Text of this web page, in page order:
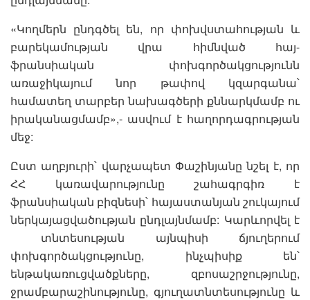
«Կողմերն ընդգծել են, որ փոխվստահության և
բարեկամության վրա հիմնված հայ-
ֆրանսիական փոխգործակցությունն
առաջիկայում նոր թափով կզարգանա՝
համատեղ տարբեր նախագծերի քննարկմամբ ու
իրականացմամբ»,- ասվում է հաղորդագրության
մեջ:
Ըստ աղբյուրի՝ վարչապետ Փաշինյանը նշել է, որ
ՀՀ կառավարությունը շահագրգիռ է
ֆրանսիական բիզնեսի՝ հայաստանյան շուկայում
ներկայացվածության ընդլայնմամբ: Կարևորվել է
տնտեսության այնպիսի ճյուղերում
փոխգործակցությունը, ինչպիսիք են՝
ենթակառուցվածքները, զբոսաշրջությունը,
ջրամբարաշինությունը, գյուղատնտեսությունը և